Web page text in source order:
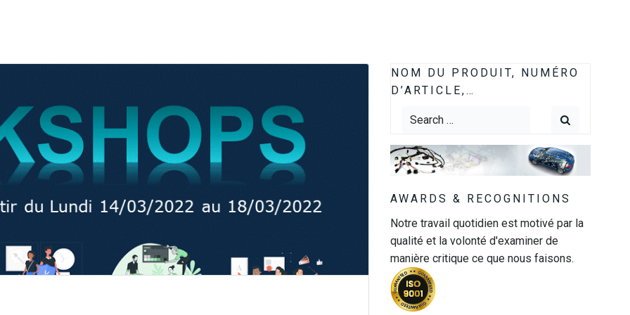
NOM DU PRODUIT, NUMÉRO
D’ARTICLE,…
Search
AWARDS & RECOGNITIONS
Notre travail quotidien est motivé par la
qualité et la volonté d'examiner de
manière critique ce que nous faisons.